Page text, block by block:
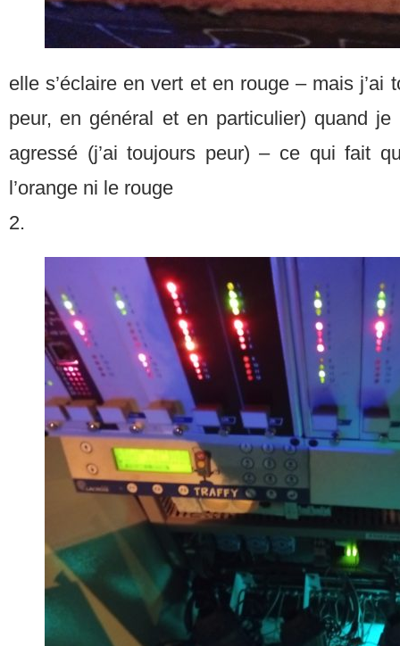
elle s’éclaire en vert et en rouge – mais j’ai
peur, en général et en particulier) quand je
agressé (j’ai toujours peur) – ce qui fait
l’orange ni le rouge
2.